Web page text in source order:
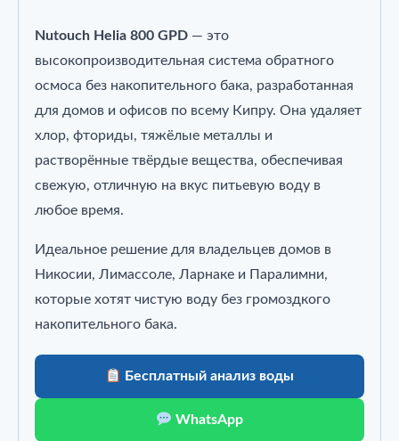
без
бака
Nutouch Helia 800 GPD — это
высокопроизводительная система обратного
осмоса без накопительного бака, разработанная
для домов и офисов по всему Кипру. Она удаляет
хлор, фториды, тяжёлые металлы и
растворённые твёрдые вещества, обеспечивая
свежую, отличную на вкус питьевую воду в
любое время.
Идеальное решение для владельцев домов в
Никосии, Лимассоле, Ларнаке и Паралимни,
которые хотят чистую воду без громоздкого
накопительного бака.
Бесплатный анализ воды
WhatsApp